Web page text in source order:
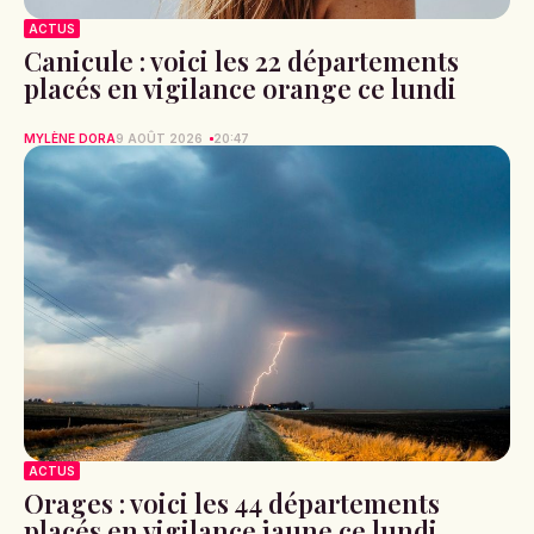
ACTUS
Canicule : voici les 22 départements
placés en vigilance orange ce lundi
MYLÈNE DORA9 AOÛT 2026 20:47
ACTUS
Orages : voici les 44 départements